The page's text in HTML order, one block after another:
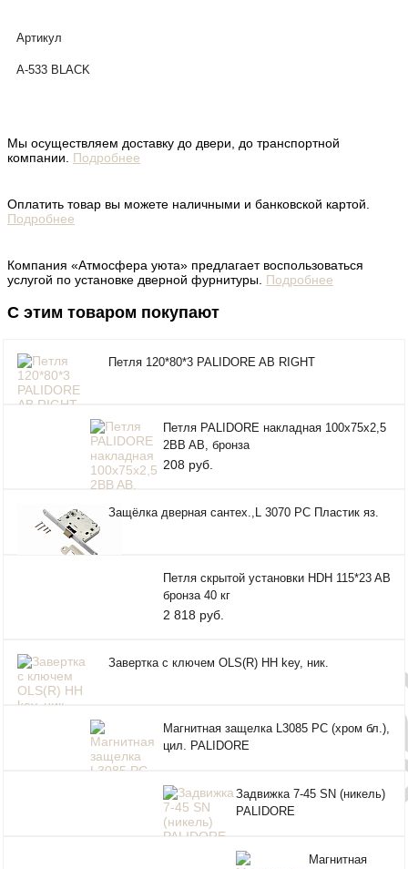
Артикул
А-533 BLACK
Мы осуществляем доставку до двери, до транспортной
компании. Подробнее
Оплатить товар вы можете наличными и банковской картой.
Подробнее
Компания «Атмосфера уюта» предлагает воспользоваться
услугой по установке дверной фурнитуры. Подробнее
С этим товаром покупают
Петля 120*80*3 PALIDORE AB RIGHT
Петля PALIDORE накладная 100x75x2,5
2BB AB, бронза
208 руб.
Защёлка дверная сантех.,L 3070 PC Пластик яз.
Петля скрытой установки HDH 115*23 AB
бронза 40 кг
2 818 руб.
Завертка с ключем OLS(R) HH key, ник.
Магнитная защелка L3085 РС (хром бл.),
цил. PALIDORE
Задвижка 7-45 SN (никель)
PALIDORE
Магнитная